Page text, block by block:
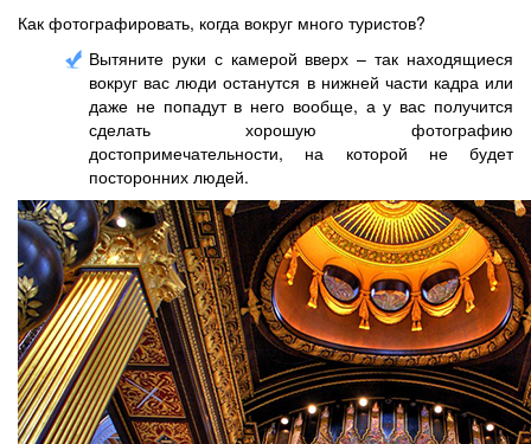
Как фотографировать, когда вокруг много туристов?
Вытяните руки с камерой вверх – так находящиеся
вокруг вас люди останутся в нижней части кадра или
даже не попадут в него вообще, а у вас получится
сделать хорошую фотографию
достопримечательности, на которой не будет
посторонних людей.